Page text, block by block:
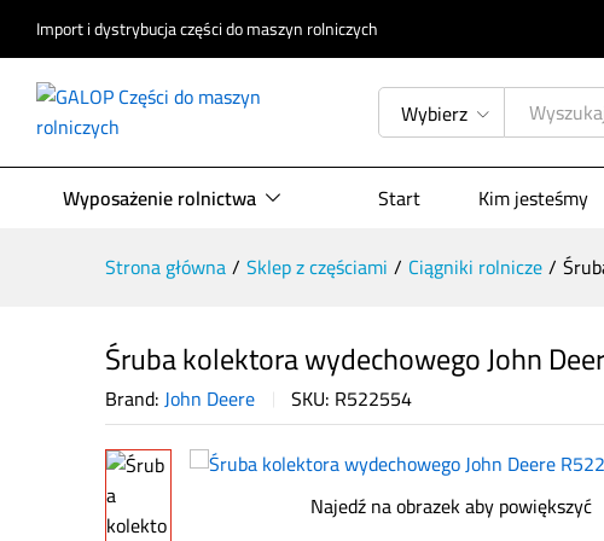
Import i dystrybucja części do maszyn rolniczych
Wybierz
Wyposażenie rolnictwa Start Kim jesteśmy
Strona główna/ Sklep z częściami / Ciągniki rolnicze/
Śruba kolektora wydechowego John
Brand:John Deere SKU: R522554
Najedź na obrazek aby powiększyć
Śruba kolektora wydechowego John
Specyfikacja Opinie (0)